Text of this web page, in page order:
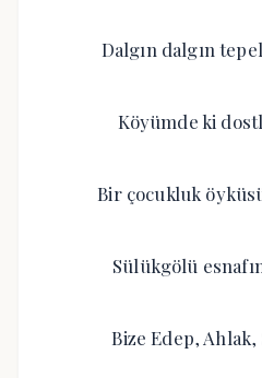
Dalgın dalgın
Köyümde ki
Bir çocukluk
Sülükgölü
Bize Edep,